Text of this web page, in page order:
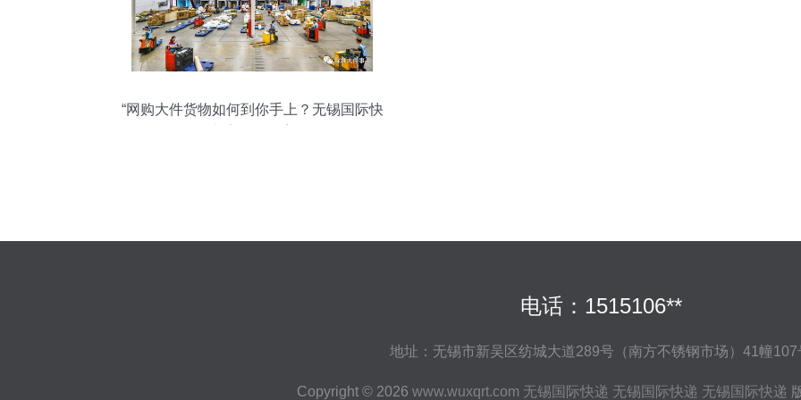
“网购大件货物如何到你手上？无锡国际快
电话：1515106**
地址：无锡市新吴区纺城大道289号（南方不锈钢市场）41幢107
Copyright © 2026 www.wuxqrt.com 无锡国际快递 无锡国际快递 无锡国际快递